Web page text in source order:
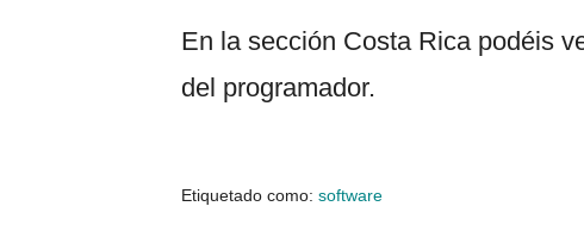
En la sección Costa Rica podéis
del programador.
Etiquetado como: software